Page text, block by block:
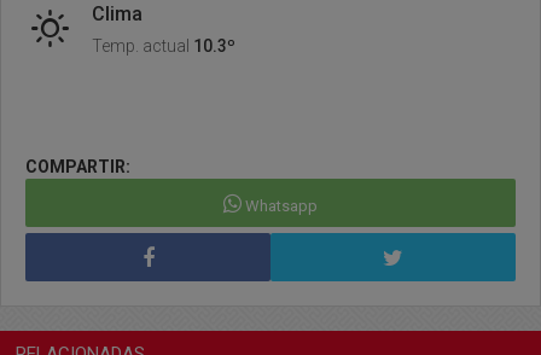
Clima
Temp. actual 10.3º
COMPARTIR:
Whatsapp